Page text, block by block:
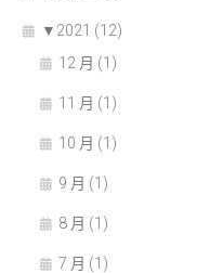
▼ 2021 (12)
12 月 (1)
11 月 (1)
10 月 (1)
9 月 (1)
8 月 (1)
7 月 (1)